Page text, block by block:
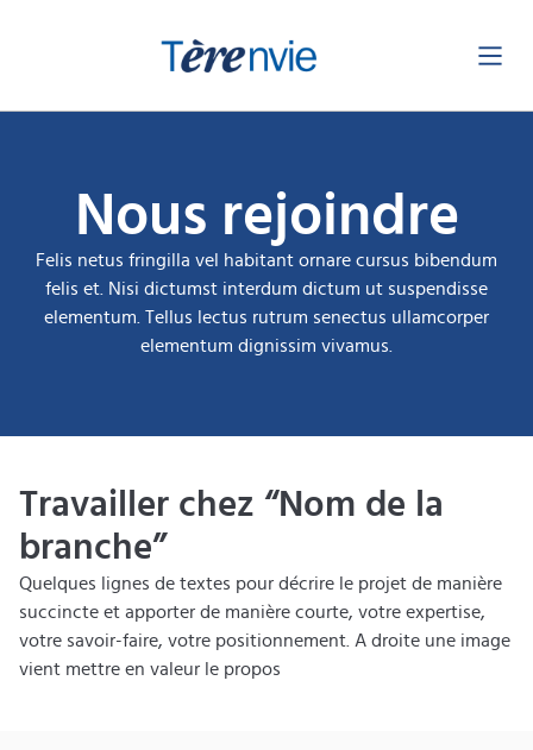
Formulaire FID
Nous rejoindre
Felis netus fringilla vel habitant ornare cursus bibendum
felis et. Nisi dictumst interdum dictum ut suspendisse
elementum. Tellus lectus rutrum senectus ullamcorper
elementum dignissim vivamus.
Travailler chez “Nom de la
branche”
Quelques lignes de textes pour décrire le projet de manière
succincte et apporter de manière courte, votre expertise,
votre savoir-faire, votre positionnement. A droite une image
vient mettre en valeur le propos